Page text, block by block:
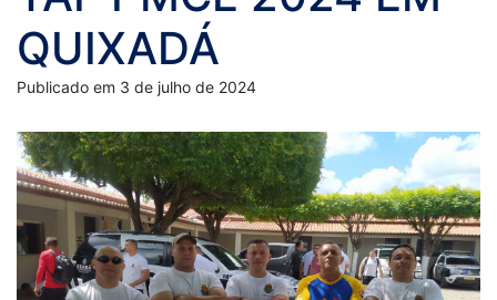
QUIXADÁ
Publicado em 3 de julho de 2024